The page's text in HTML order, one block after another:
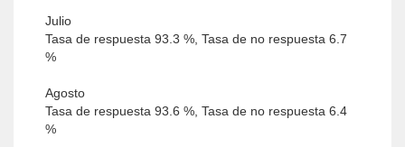
Julio
Tasa de respuesta 93.3 %, Tasa de no respuesta 6.7
%
Agosto
Tasa de respuesta 93.6 %, Tasa de no respuesta 6.4
%